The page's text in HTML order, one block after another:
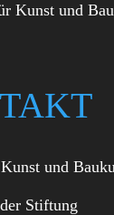
und
Stiftung